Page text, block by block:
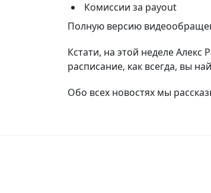
Комиссии за payout
Полную версию
Кстати, на этой неделе
расписание, как всегда, вы
Обо всех новостях мы